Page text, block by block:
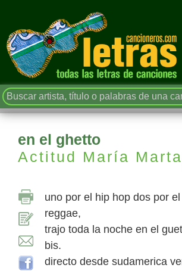
en el ghetto
Actitud María Marta
uno por el hip hop dos por el
reggae,
trajo toda la noche en el
bis.
directo desde sudamerica